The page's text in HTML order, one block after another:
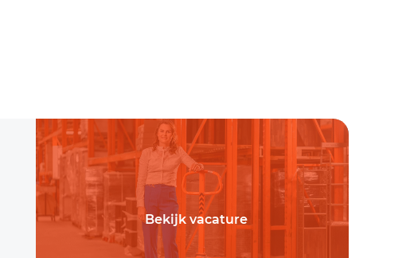
Bekijk vacature